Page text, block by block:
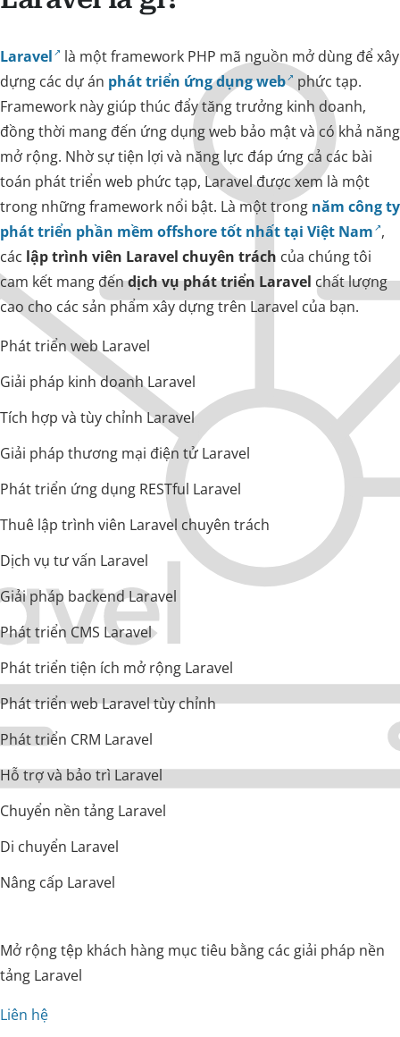
Laravel
là một framework PHP mã nguồn mở dùng để xây
dựng các dự án phát triển ứng dụng web
phức tạp.
Framework này giúp thúc đẩy tăng trưởng kinh doanh,
đồng thời mang đến ứng dụng web bảo mật và có khả năng
mở rộng. Nhờ sự tiện lợi và năng lực đáp ứng cả các bài
toán phát triển web phức tạp, Laravel được xem là một
trong những framework nổi bật. Là một trong năm công ty
phát triển phần mềm offshore tốt nhất tại Việt Nam ,
các lập trình viên Laravel chuyên trách của chúng tôi
cam kết mang đếndịch vụ phát triển Laravel chất lượng
cao cho các sản phẩm xây dựng trên Laravel của bạn.
Phát triển web Laravel
Giải pháp kinh doanh Laravel
Tích hợp và tùy chỉnh Laravel
Giải pháp thương mại điện tử Laravel
Phát triển ứng dụng RESTful Laravel
Thuê lập trình viên Laravel chuyên trách
Dịch vụ tư vấn Laravel
Giải pháp backend Laravel
Phát triển CMS Laravel
Phát triển tiện ích mở rộng Laravel
Phát triển web Laravel tùy chỉnh
Phát triển CRM Laravel
Hỗ trợ và bảo trì Laravel
Chuyển nền tảng Laravel
Di chuyển Laravel
Nâng cấp Laravel
Mở rộng tệp khách hàng mục tiêu bằng các giải pháp nền
tảng Laravel
Liên hệ